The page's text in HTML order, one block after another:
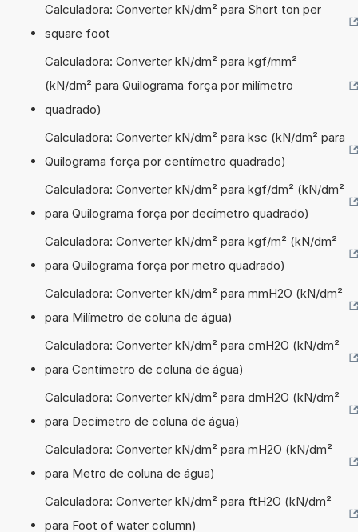
Calculadora: Converter kN/dm² para Short ton per
square foot
Calculadora: Converter kN/dm² para kgf/mm²
(kN/dm² para Quilograma força por milímetro
quadrado)
Calculadora: Converter kN/dm² para ksc (kN/dm² para
Quilograma força por centímetro quadrado)
Calculadora: Converter kN/dm² para kgf/dm² (kN/dm²
para Quilograma força por decímetro quadrado)
Calculadora: Converter kN/dm² para kgf/m² (kN/dm²
para Quilograma força por metro quadrado)
Calculadora: Converter kN/dm² para mmH2O (kN/dm²
para Milímetro de coluna de água)
Calculadora: Converter kN/dm² para cmH2O (kN/dm²
para Centímetro de coluna de água)
Calculadora: Converter kN/dm² para dmH2O (kN/dm²
para Decímetro de coluna de água)
Calculadora: Converter kN/dm² para mH2O (kN/dm²
para Metro de coluna de água)
Calculadora: Converter kN/dm² para ftH2O (kN/dm²
para Foot of water column)